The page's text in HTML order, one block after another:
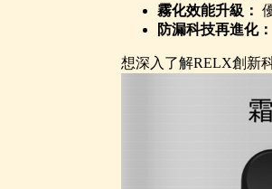
霧化效能升級：
防漏科技再進化：
想深入了解RELX創新